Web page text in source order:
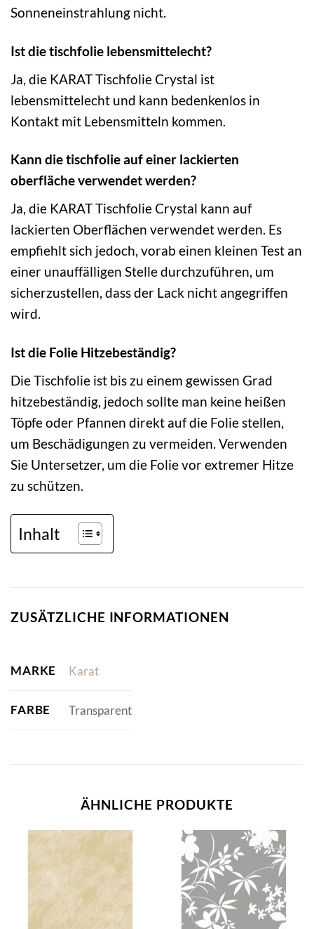
Sonneneinstrahlung nicht.
Ist die tischfolie lebensmittelecht?
Ja, die KARAT Tischfolie Crystal ist
lebensmittelecht und kann bedenkenlos in
Kontakt mit Lebensmitteln kommen.
Kann die tischfolie auf einer lackierten
oberfläche verwendet werden?
Ja, die KARAT Tischfolie Crystal kann auf
lackierten Oberflächen verwendet werden. Es
empfiehlt sich jedoch, vorab einen kleinen Test an
einer unauffälligen Stelle durchzuführen, um
sicherzustellen, dass der Lack nicht angegriffen
wird.
Ist die Folie Hitzebeständig?
Die Tischfolie ist bis zu einem gewissen Grad
hitzebeständig, jedoch sollte man keine heißen
Töpfe oder Pfannen direkt auf die Folie stellen,
um Beschädigungen zu vermeiden. Verwenden
Sie Untersetzer, um die Folie vor extremer Hitze
zu schützen.
Inhalt
ZUSÄTZLICHE INFORMATIONEN
MARKE Karat
FARBE Transparent
ÄHNLICHE PRODUKTE